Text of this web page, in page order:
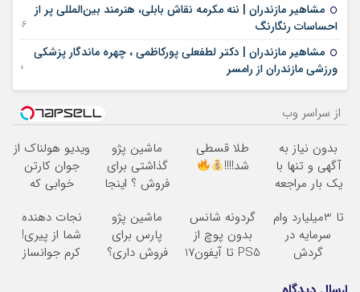
مشاهیر مازندران | ننه مکرمه نقاش بابلی، هنرمند بین‌المللی پر از
احساسات رنگارنگ
06 دسامبر 2022
مشاهیر مازندران | دکتر لطفعلي پورکاظمی ، چهره ماندگار پزشکی
ورزشی مازندران از رامسر
30 نوامبر 2022
از سراسر وب
بدون نیاز به
آگهی و تنها با
یک بار مراجعه
طلا قسطی
شد!!!!
ماشین پژو
گذاشتی برای
فروش ؟ اینجا
بفروش
ویدیو هولناک از
جوان کارتن
خوابی که
آموزش رایگان
تا 3میلیارد وام
سرمایه در
گردش
گردونه شانس
بدون پوچ از
PS5 تا آیفون17
ماشین پژو
پارس برای
فروش داری؟
نجات دهنده
شما از پیری!
کرم جوانساز